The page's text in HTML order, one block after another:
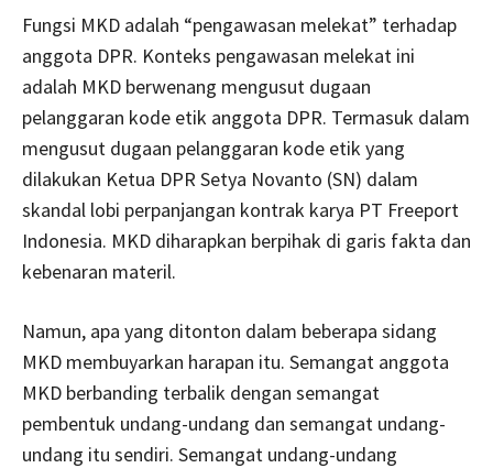
Fungsi MKD adalah “pengawasan melekat” terhadap
anggota DPR. Konteks pengawasan melekat ini
adalah MKD berwenang mengusut dugaan
pelanggaran kode etik anggota DPR. Termasuk dalam
mengusut dugaan pelanggaran kode etik yang
dilakukan Ketua DPR Setya Novanto (SN) dalam
skandal lobi perpanjangan kontrak karya PT Freeport
Indonesia. MKD diharapkan berpihak di garis fakta dan
kebenaran materil.
Namun, apa yang ditonton dalam beberapa sidang
MKD membuyarkan harapan itu. Semangat anggota
MKD berbanding terbalik dengan semangat
pembentuk undang-undang dan semangat undang-
undang itu sendiri. Semangat undang-undang